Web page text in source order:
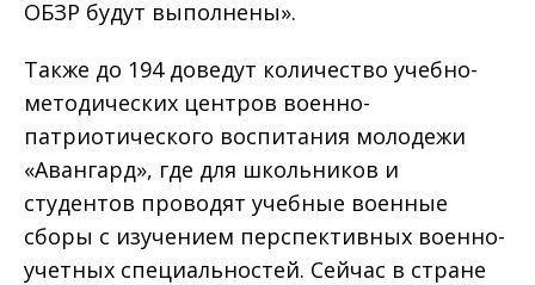
ОБЗР будут выполнены».
Также до 194 доведут количество учебно-
методических центров военно-
патриотического воспитания молодежи
«Авангард», где для школьников и
студентов проводят учебные военные
сборы с изучением перспективных военно-
учетных специальностей. Сейчас в стране